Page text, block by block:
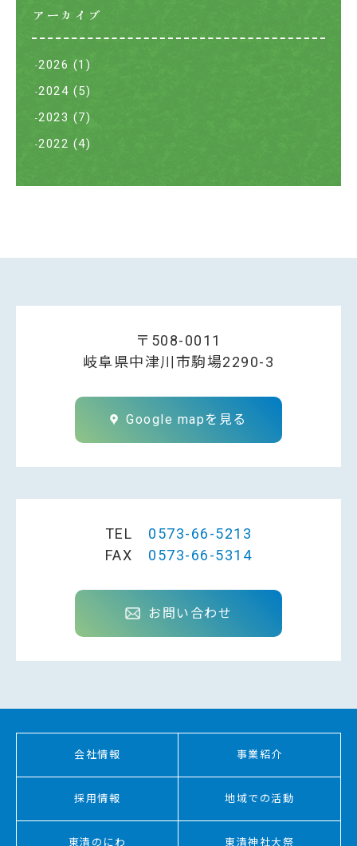
アーカイブ
2026 (1)
2024 (5)
2023 (7)
2022 (4)
〒508-0011
岐阜県中津川市駒場2290-3
Google mapを見る
TEL
0573-66-5213
FAX
0573-66-5314
お問い合わせ
会社情報 事業紹介
採用情報 地域での活動
東清のにわ 東清神社大祭